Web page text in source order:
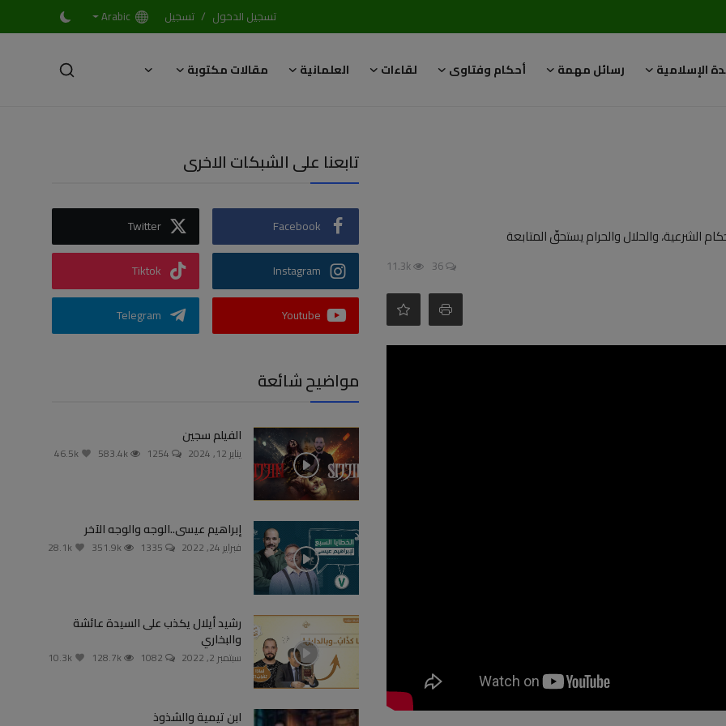
تسجيل الدخول / تسجيل Arabic
الإسلامية رسائل مهمة أحكام وفتاوى لقاءات العلمانية
مقالات مكتوبة
36
11.3k
تابعنا على الشبكات الاخرى
Facebook
Twitter
Instagram
Tiktok
Youtube
Telegram
مواضيح شائعة
الفيلم سجين
يناير 12, 2024 1254
583.4k
إبراهيم عيسى..الوجه والوجه الآخر
فبراير 24, 2022 1335
351.9k
رشيد أيلال يكذب على السيدة عائشة
والبخاري
سبتمبر 2, 2022 1082
128.7k
ابن تيمية والشذوذ